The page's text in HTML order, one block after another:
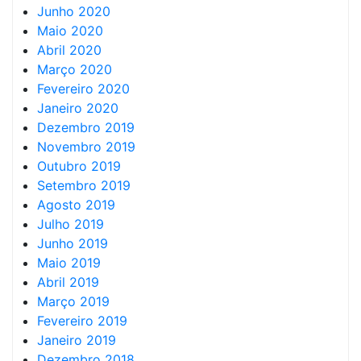
Junho 2020
Maio 2020
Abril 2020
Março 2020
Fevereiro 2020
Janeiro 2020
Dezembro 2019
Novembro 2019
Outubro 2019
Setembro 2019
Agosto 2019
Julho 2019
Junho 2019
Maio 2019
Abril 2019
Março 2019
Fevereiro 2019
Janeiro 2019